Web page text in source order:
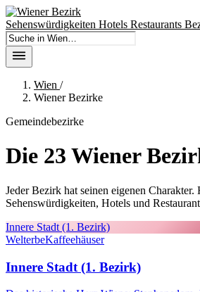
Sehenswürdigkeiten Hotels Restaurants
In Wien suchen
Wien /
Wiener Bezirke
Gemeindebezirke
Die 23 Wiener
Jeder Bezirk hat seinen eigenen Charakter.
Sehenswürdigkeiten, Hotels und
Innere Stadt (1. Bezirk)
WelterbeKaffeehäuser
Innere Stadt (1. Bezirk)